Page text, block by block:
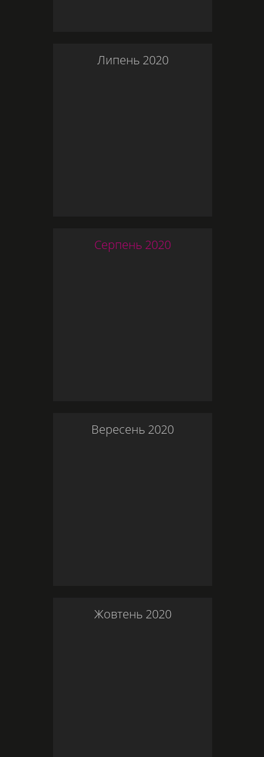
Липень 2020
Серпень 2020
Вересень 2020
Жовтень 2020